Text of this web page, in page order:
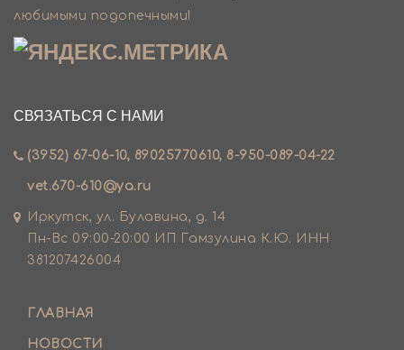
любимыми подопечными!
СВЯЗАТЬСЯ С НАМИ
(3952) 67-06-10, 89025770610, 8-950-089-04-22
vet.670-610@ya.ru
Иркутск, ул. Булавина, д. 14
Пн-Вс 09:00-20:00 ИП Гамзулина К.Ю. ИНН
381207426004
ГЛАВНАЯ
НОВОСТИ